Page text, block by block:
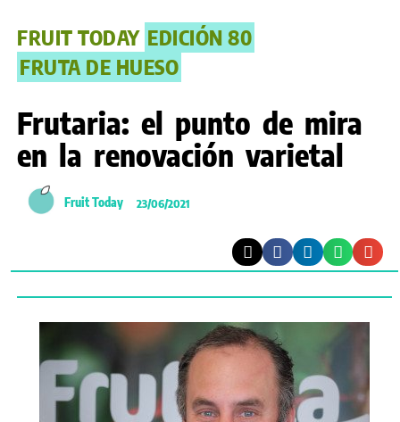
FRUIT TODAY EDICIÓN 80
FRUTA DE HUESO
Frutaria: el punto de mira
en la renovación varietal
Fruit Today 23/06/2021